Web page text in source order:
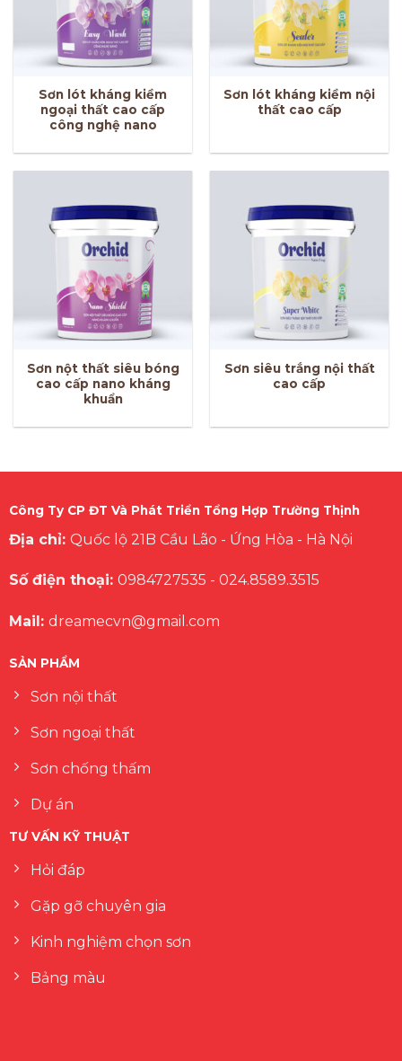
Sơn lót kháng kiềm
ngoại thất cao cấp
công nghệ nano
Sơn lót kháng kiềm nội
thất cao cấp
Sơn nột thất siêu bóng
cao cấp nano kháng
khuẩn
Sơn siêu trắng nội thất
cao cấp
Công Ty CP ĐT Và Phát Triển Tổng Hợp Trường Thịnh
Địa chỉ: Quốc lộ 21B Cầu Lão - Ứng Hòa - Hà Nội
Số điện thoại: 0984727535 - 024.8589.3515
Mail: dreamecvn@gmail.com
SẢN PHẨM
Sơn nội thất
Sơn ngoại thất
Sơn chống thấm
Dự án
TƯ VẤN KỸ THUẬT
Hỏi đáp
Gặp gỡ chuyên gia
Kinh nghiệm chọn sơn
Bảng màu